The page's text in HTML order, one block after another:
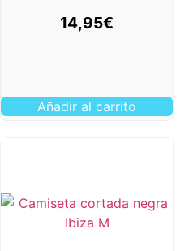
14,95€
Añadir al carrito